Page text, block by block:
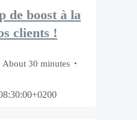
de boost à la
clients !
About 30 minutes